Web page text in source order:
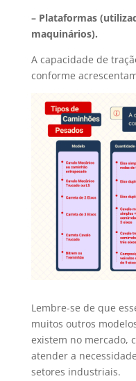
– Plataformas
maquinários).
A capacidade de
conforme
Lembre-se de que
muitos outros
existem no mercado,
atender a
setores industriais.